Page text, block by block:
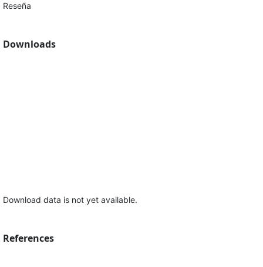
Reseña
Downloads
Download data is not yet available.
References